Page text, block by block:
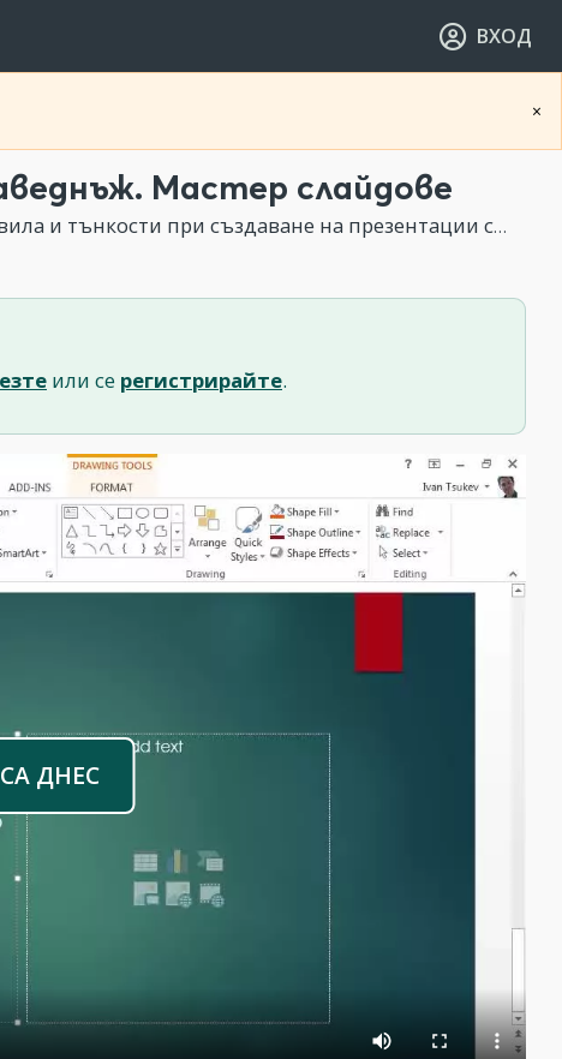
ВХОД
×
Мастер слайдове
тънкости при създаване на презентации с PowerPoint
или се регистрирайте.
ДНЕС